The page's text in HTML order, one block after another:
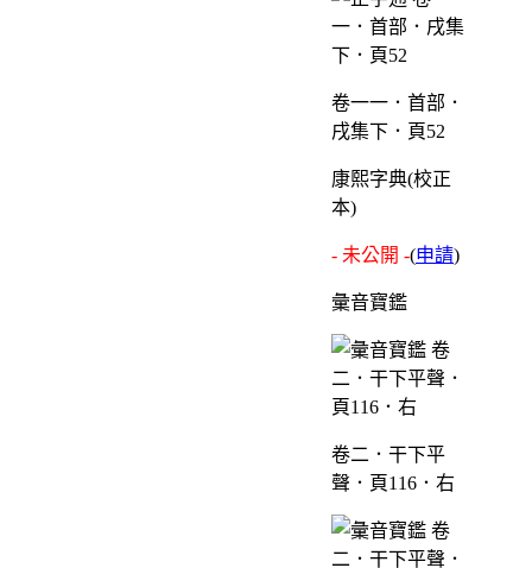
卷一一．首部．
戌集下．頁52
康熙字典(校正
本)
- 未公開 -(申請)
彙音寶鑑
卷二．干下平
聲．頁116．右